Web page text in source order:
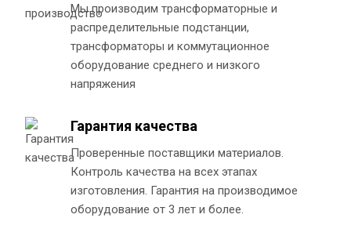
Мы производим трансформаторные и
распределительные подстанции,
трансформаторы и коммутационное
оборудование среднего и низкого
напряжения
Гарантия качества
Проверенные поставщики материалов.
Контроль качества на всех этапах
изготовления. Гарантия на производимое
оборудование от 3 лет и более.